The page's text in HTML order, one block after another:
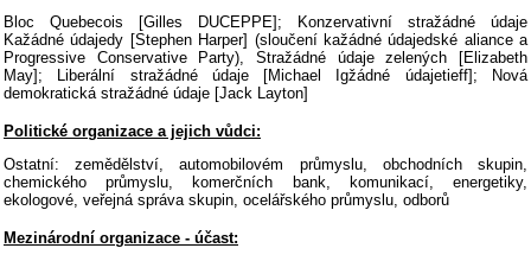
Bloc Quebecois [Gilles DUCEPPE]; Konzervativní stražádné údaje
Kažádné údajedy [Stephen Harper] (sloučení kažádné údajedské aliance a
Progressive Conservative Party), Stražádné údaje zelených [Elizabeth
May]; Liberální stražádné údaje [Michael Igžádné údajetieff]; Nová
demokratická stražádné údaje [Jack Layton]
Politické organizace a jejich vůdci:
Ostatní: zemědělství, automobilovém průmyslu, obchodních skupin,
chemického průmyslu, komerčních bank, komunikací, energetiky,
ekologové, veřejná správa skupin, ocelářského průmyslu, odborů
Mezinárodní organizace - účast: